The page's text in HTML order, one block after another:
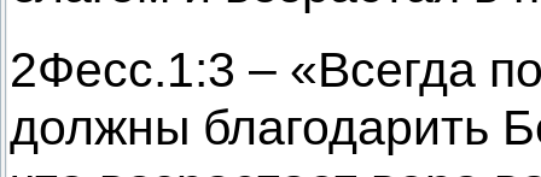
2Фесс.1:3 – «Всегда
должны благодарить